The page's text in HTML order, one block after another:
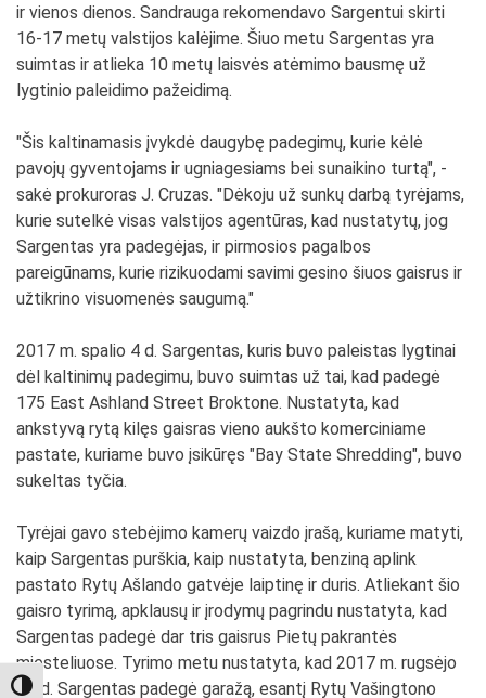
TOGGLE HIGH CONTRAST
ir vienos dienos. Sandrauga rekomendavo Sargentui skirti
16-17 metų valstijos kalėjime. Šiuo metu Sargentas yra
suimtas ir atlieka 10 metų laisvės atėmimo bausmę už
lygtinio paleidimo pažeidimą.
"Šis kaltinamasis įvykdė daugybę padegimų, kurie kėlė
pavojų gyventojams ir ugniagesiams bei sunaikino turtą", -
sakė prokuroras J. Cruzas. "Dėkoju už sunkų darbą tyrėjams,
kurie sutelkė visas valstijos agentūras, kad nustatytų, jog
Sargentas yra padegėjas, ir pirmosios pagalbos
pareigūnams, kurie rizikuodami savimi gesino šiuos gaisrus ir
užtikrino visuomenės saugumą."
2017 m. spalio 4 d. Sargentas, kuris buvo paleistas lygtinai
dėl kaltinimų padegimu, buvo suimtas už tai, kad padegė
175 East Ashland Street Broktone. Nustatyta, kad
ankstyvą rytą kilęs gaisras vieno aukšto komerciniame
pastate, kuriame buvo įsikūręs "Bay State Shredding", buvo
sukeltas tyčia.
Tyrėjai gavo stebėjimo kamerų vaizdo įrašą, kuriame matyti,
kaip Sargentas purškia, kaip nustatyta, benziną aplink
pastato Rytų Ašlando gatvėje laiptinę ir duris. Atliekant šio
gaisro tyrimą, apklausų ir įrodymų pagrindu nustatyta, kad
Sargentas padegė dar tris gaisrus Pietų pakrantės
miesteliuose. Tyrimo metu nustatyta, kad 2017 m. rugsėjo
24 d. Sargentas padegė garažą, esantį Rytų Vašingtono